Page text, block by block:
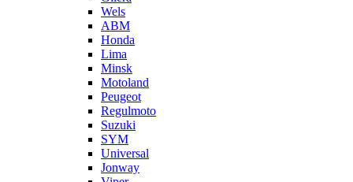
Wels
ABM
Honda
Lima
Minsk
Motoland
Peugeot
Regulmoto
Suzuki
SYM
Universal
Jonway